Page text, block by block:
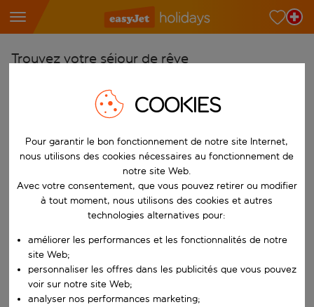
Trouvez votre séjour de rêve
Choisissez votre aéroport
Commencez à taper pour la saisie automatique. Lorsque les
Choisissez votre destination
Vers
Choisissez vos dates
Quand
Rechercher
COOKIES
Pour garantir le bon fonctionnement de notre site Internet,
nous utilisons des cookies nécessaires au fonctionnement de
notre site Web.
Avec votre consentement, que vous pouvez retirer ou modifier
à tout moment, nous utilisons des cookies et autres
technologies alternatives pour:
améliorer les performances et les fonctionnalités de notre
site Web;
personnaliser les offres dans les publicités que vous pouvez
voir sur notre site Web;
analyser nos performances marketing;